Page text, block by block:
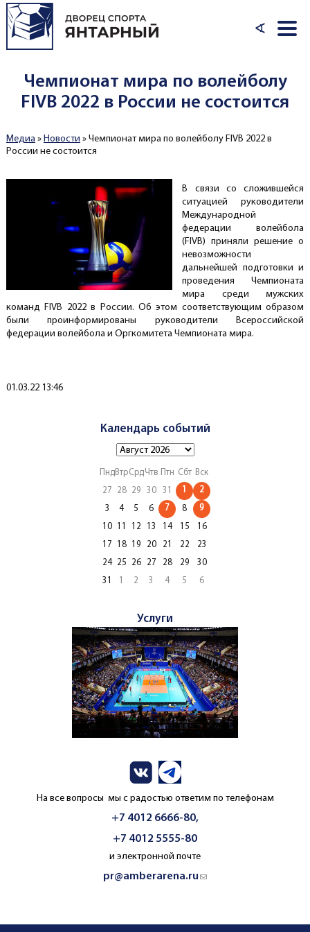
Перейти к основному содержанию
∢
Чемпионат мира по волейболу
FIVB 2022 в России не состоится
Вы здесь
Медиа» Новости » Чемпионат мира по волейболу FIVB 2022 в
России не состоится
В связи со сложившейся
ситуацией руководители
Международной
федерации волейбола
(FIVB) приняли решение о
невозможности
дальнейшей подготовки и
проведения Чемпионата
мира среди мужских
команд FIVB 2022 в России. Об этом соответствующим образом
были проинформированы руководители Всероссийской
федерации волейбола и Оргкомитета Чемпионата мира.
Создано
01.03.22 13:46
Календарь событий
ПндВтрСрдЧтв Птн Сбт Вск
27
28 29 30 31 1 2
3 4 5 6 7 8 9
10 12 13 14 15
16
17
18 19 20 21 22
23
24
25 26 27 28 29
30
31
2 3 4 5 6
Услуги
На все вопросы мы с радостью ответим по телефонам
+7 4012 6666-80,
+7 4012 5555-80
и электронной почте
pr@amberarena.ru(link sends e-mail)